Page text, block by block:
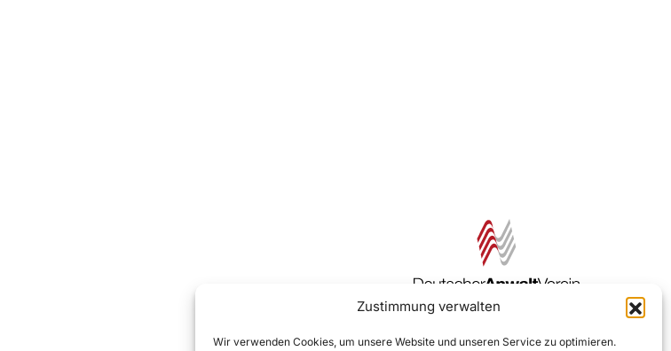
Zustimmung verwalten
Wir verwenden Cookies, um unsere Website und unseren Service zu optimieren.
Zur DAV Webseite